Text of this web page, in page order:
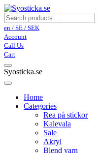
en / SE / SEK
Account
Call Us
Cart
Syosticka.se
Home
Categories
Rea på stickor
Kalevala
Sale
Akryl
Blend yarn